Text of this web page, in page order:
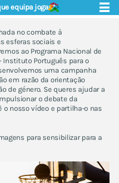
apoio e saúde
violência de género e a
juventude lgbti - boas
práticas
manual de boas práticas no
profissionais de saúde
materiais
equipa jogas”
no combate à
esferas sociais e
ao Programa Nacional de
Instituto Português para o
uma campanha
em razão da orientação
de género. Se queres ajudar a
o debate da
nosso vídeo e partilha-o nas
para sensibilizar para a